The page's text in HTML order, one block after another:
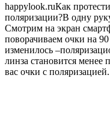
happylook.ruКак
поляризации?В одну
Смотрим на экран
поворачиваем очки на
изменилось
линза становится менее
вас очки с поляризацией.